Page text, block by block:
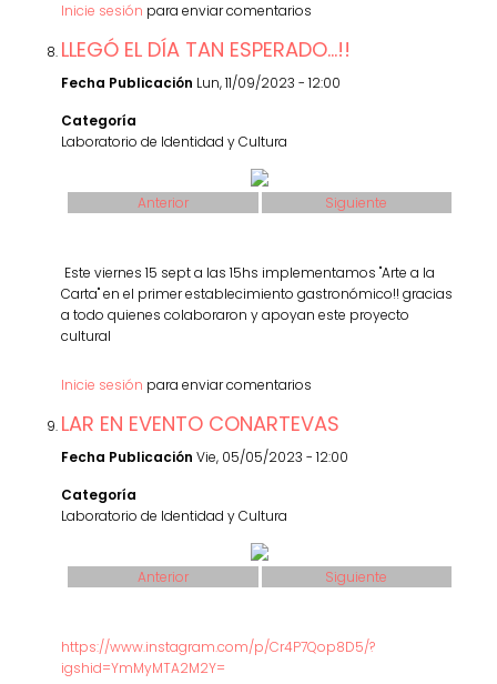
Inicie sesión para enviar comentarios
LLEGÓ EL DÍA TAN ESPERADO...!!
Fecha Publicación Lun, 11/09/2023 - 12:00
Categoría
Laboratorio de Identidad y Cultura
Anterior Siguiente
Este viernes 15 sept a las 15hs implementamos "Arte a la
Carta" en el primer establecimiento gastronómico!! gracias
a todo quienes colaboraron y apoyan este proyecto
cultural
Inicie sesión para enviar comentarios
LAR EN EVENTO CONARTEVAS
Fecha Publicación Vie, 05/05/2023 - 12:00
Categoría
Laboratorio de Identidad y Cultura
Anterior Siguiente
https://www.instagram.com/p/Cr4P7Qop8D5/?
igshid=YmMyMTA2M2Y=